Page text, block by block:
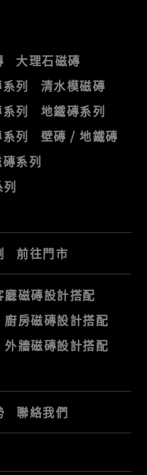
大理石磁磚
列
清水模磁磚
列
地鐵磚系列
列
壁磚 / 地鐵磚
系列
前往門市
廳磁磚設計搭配
廚房磁磚設計搭配
外牆磁磚設計搭配
聯絡我們